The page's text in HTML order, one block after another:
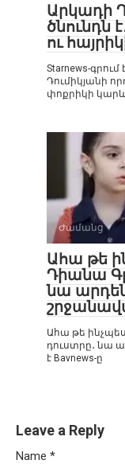
Արկադի
ծնունդն
ու
Starnews-
Դումիկյանի
փոքրիկի
Ժամանց
Ահա թե
Դիանա
նա
Ահա թե
դուստրը․ նա
է Bavnews-ը
Leave a Reply
Name *